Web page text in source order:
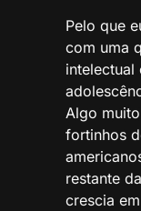
Pelo que
com uma
intelectual
Algo
fortinhos
restante
crescia